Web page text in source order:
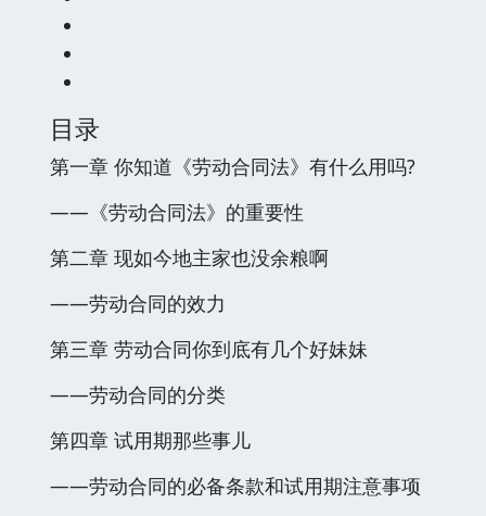
目录
第一章 你知道《劳动合同法》有什么用吗?
——《劳动合同法》的重要性
第二章 现如今地主家也没余粮啊
——劳动合同的效力
第三章 劳动合同你到底有几个好妹妹
——劳动合同的分类
第四章 试用期那些事儿
——劳动合同的必备条款和试用期注意事项